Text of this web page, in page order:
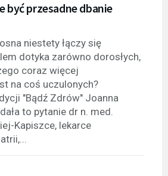
być przesadne dbanie
niestety łączy się
dotyka zarówno dorosłych,
coraz więcej
na coś uczulonych?
"Bądź Zdrów" Joanna
to pytanie dr n. med.
Kapiszce, lekarce